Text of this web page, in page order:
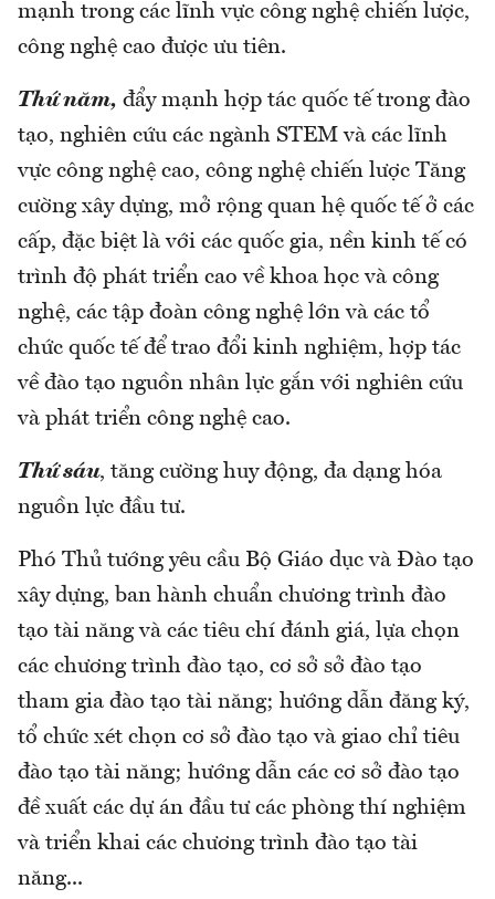
mạnh trong các lĩnh vực công nghệ chiến lược,
công nghệ cao được ưu tiên.
Thứ năm, đẩy mạnh hợp tác quốc tế trong đào
tạo, nghiên cứu các ngành STEM và các lĩnh
vực công nghệ cao, công nghệ chiến lược Tăng
cường xây dựng, mở rộng quan hệ quốc tế ở các
cấp, đặc biệt là với các quốc gia, nền kinh tế có
trình độ phát triển cao về khoa học và công
nghệ, các tập đoàn công nghệ lớn và các tổ
chức quốc tế để trao đổi kinh nghiệm, hợp tác
về đào tạo nguồn nhân lực gắn với nghiên cứu
và phát triển công nghệ cao.
Thứ sáu, tăng cường huy động, đa dạng hóa
nguồn lực đầu tư.
Phó Thủ tướng yêu cầu Bộ Giáo dục và Đào tạo
xây dựng, ban hành chuẩn chương trình đào
tạo tài năng và các tiêu chí đánh giá, lựa chọn
các chương trình đào tạo, cơ sở sở đào tạo
tham gia đào tạo tài năng; hướng dẫn đăng ký,
tổ chức xét chọn cơ sở đào tạo và giao chỉ tiêu
đào tạo tài năng; hướng dẫn các cơ sở đào tạo
đề xuất các dự án đầu tư các phòng thí nghiệm
và triển khai các chương trình đào tạo tài
năng...